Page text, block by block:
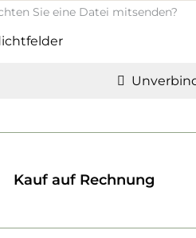
Sie eine Datei mitsenden?
Kauf auf Rechnung